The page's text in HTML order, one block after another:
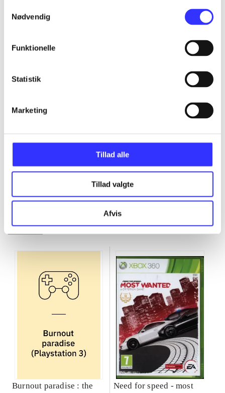
Nødvendig
Funktionelle
Statistik
Marketing
Tillad alle
Tillad valgte
Afvis
Burnout paradise : the
Need for speed - most